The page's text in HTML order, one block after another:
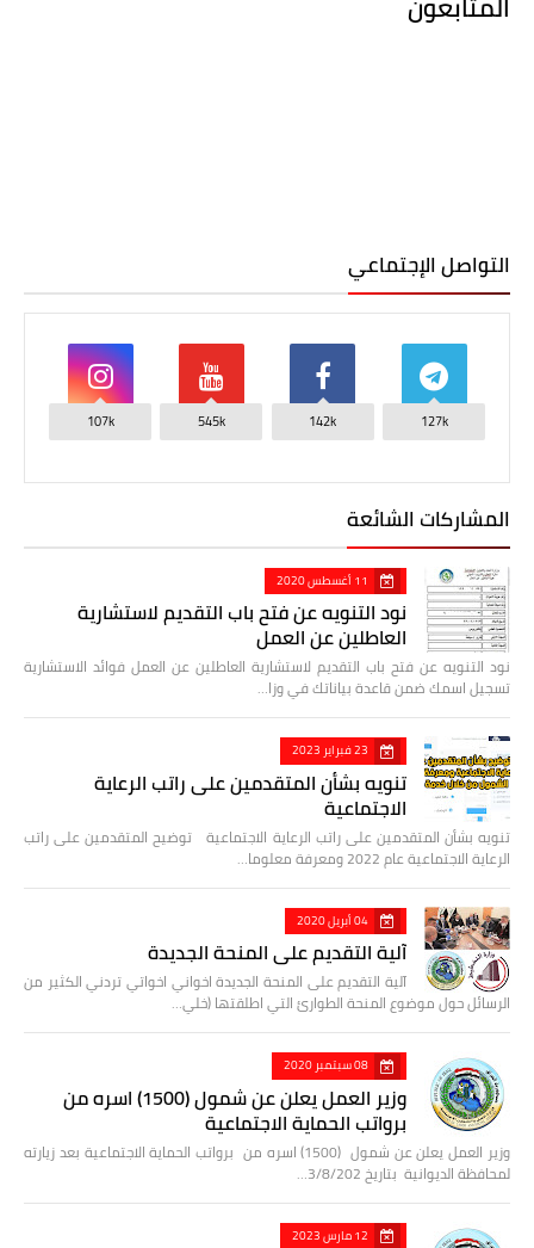
التواصل الإجتماعي
127k
142k
545k
107k
المشاركات الشائعة
11 أغسطس 2020
نود التنويه عن فتح باب التقديم لاستشارية
العاطلين عن العمل
نود التنويه عن فتح باب التقديم لاستشارية العاطلين عن العمل فوائد الاستشارية
تسجيل اسمك ضمن قاعدة بياناتك في وزا…
23 فبراير 2023
تنويه بشأن المتقدمين على راتب الرعاية
الاجتماعية
تنويه بشأن المتقدمين على راتب الرعاية الاجتماعية توضيح المتقدمين على راتب
الرعاية الاجتماعية عام 2022 ومعرفة معلوما…
04 أبريل 2020
آلية التقديم على المنحة الجديدة
آلية التقديم على المنحة الجديدة اخواني اخواتي تردني الكثير من
الرسائل حول موضوع المنحة الطوارئ التي اطلقتها (خلي…
08 سبتمبر 2020
وزير العمل يعلن عن شمول (1500) اسره من
برواتب الحماية الاجتماعية
وزير العمل يعلن عن شمول (1500) اسره من برواتب الحماية الاجتماعية بعد زيارته
لمحافظة الديوانية بتاريخ 3/8/202…
12 مارس 2023